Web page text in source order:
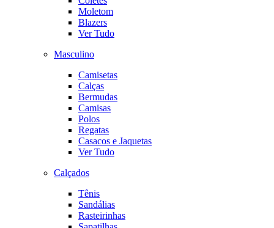
Moletom
Blazers
Ver Tudo
Masculino
Camisetas
Calças
Bermudas
Camisas
Polos
Regatas
Casacos e Jaquetas
Ver Tudo
Calçados
Tênis
Sandálias
Rasteirinhas